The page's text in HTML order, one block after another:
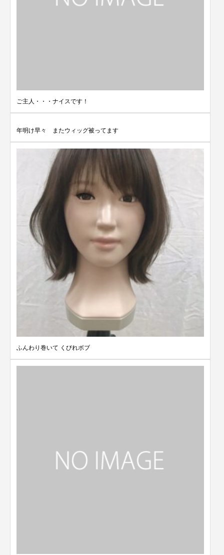
ご主人・・・ナイスです！
年明け早々 またウィッグ被ってます
ふんわり巻いて くびれボブ